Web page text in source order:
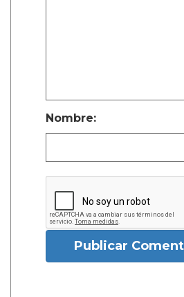
Nombre:
Publicar